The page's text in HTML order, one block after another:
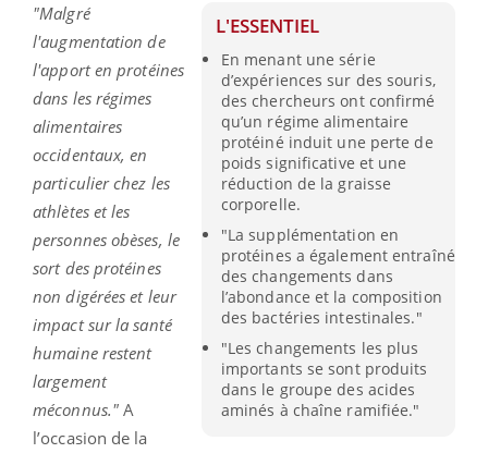
L'ESSENTIEL
En menant une série
d’expériences sur des souris,
des chercheurs ont confirmé
qu’un régime alimentaire
protéiné induit une perte de
poids significative et une
réduction de la graisse
corporelle.
"La supplémentation en
protéines a également entraîné
des changements dans
l’abondance et la composition
des bactéries intestinales."
"Les changements les plus
importants se sont produits
dans le groupe des acides
aminés à chaîne ramifiée."
"Malgré
l'augmentation de
l'apport en protéines
dans les régimes
alimentaires
occidentaux, en
particulier chez les
athlètes et les
personnes obèses, le
sort des protéines
non digérées et leur
impact sur la santé
humaine restent
largement
méconnus." A
l’occasion de la